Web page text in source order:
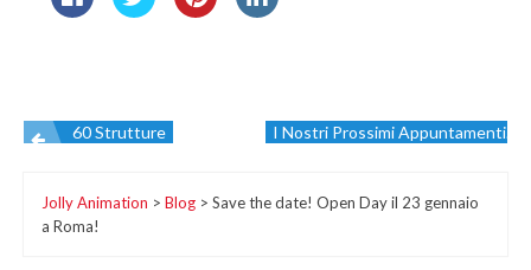
Navigazione
articoli
60 Strutture I Nostri Prossimi Appuntamenti.
Jolly Animation > Blog > Save the date! Open Day il 23 gennaio
a Roma!